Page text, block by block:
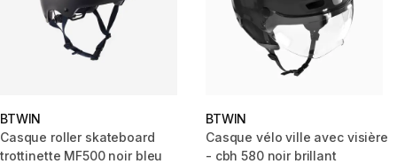
BTWIN
Casque roller skateboard
trottinette MF500 noir bleu
BTWIN
Casque vélo ville avec visière
- cbh 580 noir brillant